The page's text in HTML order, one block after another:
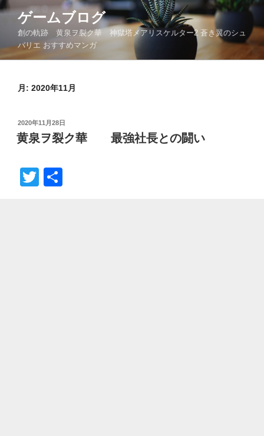
コ
ン
ツ
ゲームブログ
創の軌跡 黄泉ヲ裂ク華 神獄塔メアリスケルター2 蒼き翼のシュ
バリエ おすすめマンガ
月: 2020年11月
投
稿
日:
2020年11月28日
黄泉ヲ裂ク華 最強社長との闘い
T